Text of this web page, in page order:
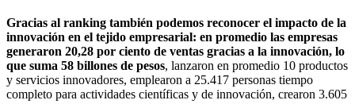
Gracias al ranking también podemos reconocer el impacto de la
innovación en el tejido empresarial: en promedio las empresas
generaron 20,28 por ciento de ventas gracias a la innovación, lo
que suma 58 billones de pesos, lanzaron en promedio 10 productos
y servicios innovadores, emplearon a 25.417 personas tiempo
completo para actividades científicas y de innovación, crearon 3.605